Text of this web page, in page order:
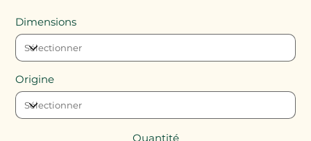
Dimensions
Origine
Quantité